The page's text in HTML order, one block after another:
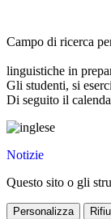
Campo di ricerca
linguistiche in
Gli studenti, si
Di seguito il
Notizie
Questo sito o gli
Personalizza